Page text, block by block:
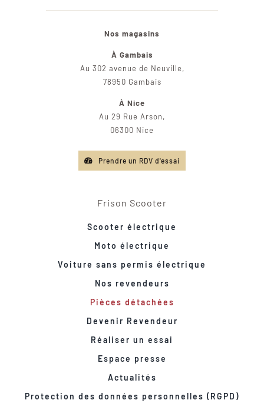
Nos magasins
À Gambais
Au 302 avenue de Neuville,
78950 Gambais
À Nice
Au 29 Rue Arson,
06300 Nice
Prendre un RDV d'essai
Frison Scooter
Scooter électrique
Moto électrique
Voiture sans permis électrique
Nos revendeurs
Pièces détachées
Devenir Revendeur
Réaliser un essai
Espace presse
Actualités
Protection des données personnelles (RGPD)